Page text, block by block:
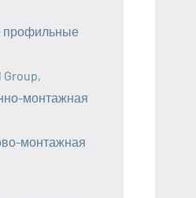
монтажная
монтажная